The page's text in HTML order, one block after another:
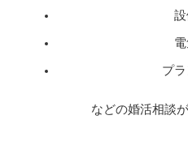
プ
などの婚活相談